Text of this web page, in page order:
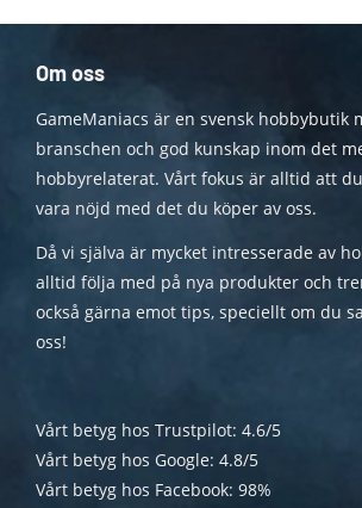
Om oss
GameManiacs är en svensk hobbybutik
branschen och god kunskap inom det
hobbyrelaterat. Vårt fokus är alltid att
vara nöjd med det du köper av oss.
Då vi själva är mycket intresserade av
alltid följa med på nya produkter och
också gärna emot tips, speciellt om du
oss!
Vårt betyg hos Trustpilot: 4.6/5
Vårt betyg hos Google: 4.8/5
Vårt betyg hos Facebook: 98%